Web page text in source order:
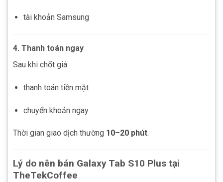
tài khoản Samsung
4. Thanh toán ngay
Sau khi chốt giá:
thanh toán tiền mặt
chuyển khoản ngay
Thời gian giao dịch thường 10–20 phút.
Lý do nên bán Galaxy Tab S10 Plus tại
TheTekCoffee